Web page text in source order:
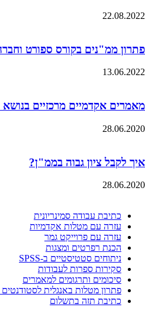
22.08.2022
פתרון ממ"נים בקורס ספורט
13.06.2022
מאמרים אקדמיים מרכזיים
28.06.2020
איך לקבל ציון גבוה בממ"ן?
28.06.2020
כתיבת עבודה סמינריונית
עזרה עם מטלות אקדמיות
עזרה עם פרוייקט גמר
הכנת רפרטים ומצגות
ניתוחים סטטיסטיים ב-SPSS
סקירות ספרות לעבודות
סיכומים ותרגומים למאמרים
פתרון מטלות באנגלית
כתיבת תזה בתשלום